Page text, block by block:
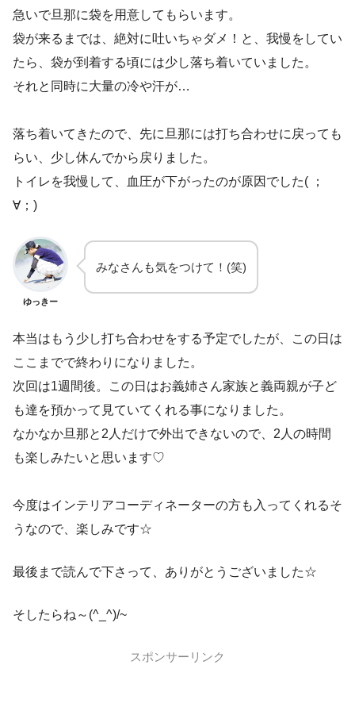
急いで旦那に袋を用意してもらいます。
袋が来るまでは、絶対に吐いちゃダメ！と、我慢をしてい
たら、袋が到着する頃には少し落ち着いていました。
それと同時に大量の冷や汗が…
落ち着いてきたので、先に旦那には打ち合わせに戻っても
らい、少し休んでから戻りました。
トイレを我慢して、血圧が下がったのが原因でした( ；
∀；)
ゆっきー
みなさんも気をつけて！(笑)
本当はもう少し打ち合わせをする予定でしたが、この日は
ここまでで終わりになりました。
次回は1週間後。この日はお義姉さん家族と義両親が子ど
も達を預かって見ていてくれる事になりました。
なかなか旦那と2人だけで外出できないので、2人の時間
も楽しみたいと思います♡
今度はインテリアコーディネーターの方も入ってくれるそ
うなので、楽しみです☆
最後まで読んで下さって、ありがとうございました☆
そしたらね～(^_^)/~
スポンサーリンク